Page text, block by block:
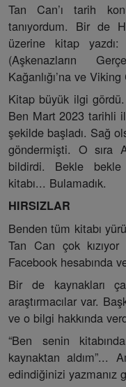
Tan Can’ı tarih
tanıyordum. Bir de
üzerine kitap yazdı:
(Aşkenazların
Kağanlığı’na ve
Kitap büyük ilgi gördü.
Ben Mart 2023 tarihli
şekilde başladı. Sağ
göndermişti. O sıra
bildirdi. Bekle bekle
kitabı... Bulamadık.
HIRSIZLAR
Benden tüm kitabı
Tan Can çok
Facebook hesabında
Bir de kaynakları
araştırmacılar var.
ve o bilgi hakkında
“Ben senin
kaynaktan aldım”...
edindiğinizi yazmanız